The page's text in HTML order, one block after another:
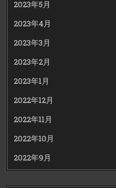
2023年5月
2023年4月
2023年3月
2023年2月
2023年1月
2022年12月
2022年11月
2022年10月
2022年9月